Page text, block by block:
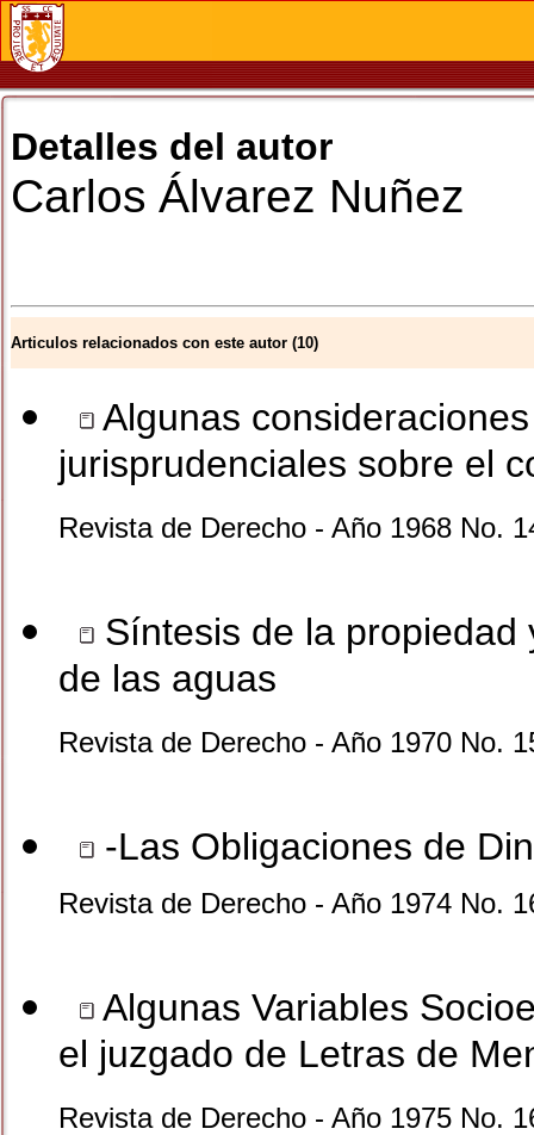
Detalles del autor
Carlos Álvarez Nuñez
Articulos relacionados con este autor (10)
Algunas
jurisprudenciales sobre el
Revista de Derecho - Año 1968 No.
Síntesis de la
de las aguas
Revista de Derecho - Año 1970 No.
-Las Obligaciones de
Revista de Derecho - Año 1974 No.
Algunas Variables
el juzgado de Letras de
Revista de Derecho - Año 1975 No.